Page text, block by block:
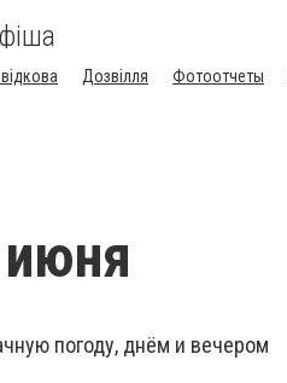
Дозвілля Фотоотчеты
погоду, днём и вечером